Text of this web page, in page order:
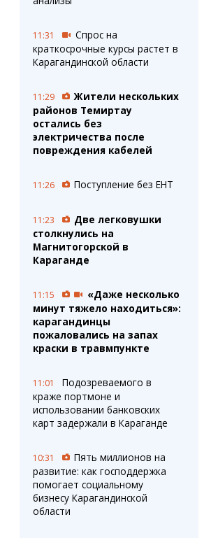
11:31
Спрос на
краткосрочные курсы растет в
Карагандинской области
11:29
Жители нескольких
районов Темиртау
остались без
электричества после
повреждения кабелей
11:26 Поступление без ЕНТ
11:23
Две легковушки
столкнулись на
Магнитогорской в
Караганде
11:15
«Даже несколько
минут тяжело находиться»:
карагандинцы
пожаловались на запах
краски в травмпункте
11:01
Подозреваемого в
краже портмоне и
использовании банковских
карт задержали в Караганде
10:31
Пять миллионов на
развитие: как господдержка
помогает социальному
бизнесу Карагандинской
области